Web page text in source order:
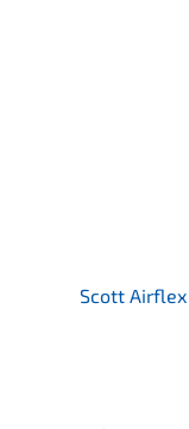
Scott